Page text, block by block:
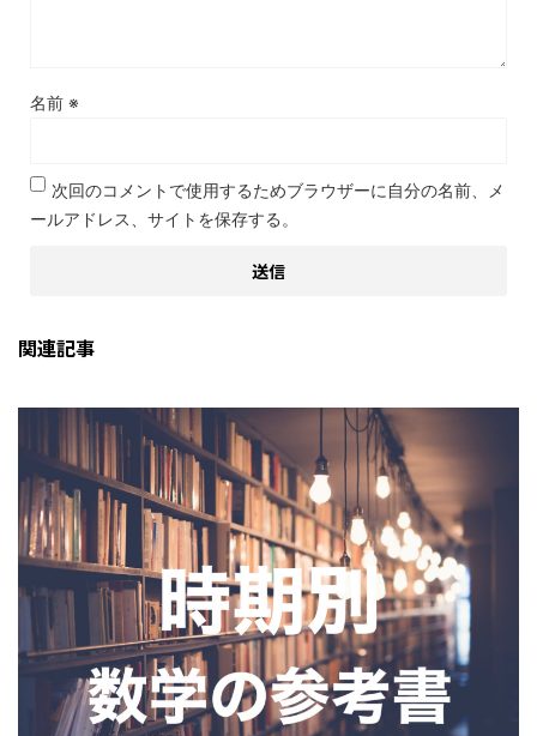
名前 ※
次回のコメントで使用するためブラウザーに自分の名前、メ
ールアドレス、サイトを保存する。
関連記事